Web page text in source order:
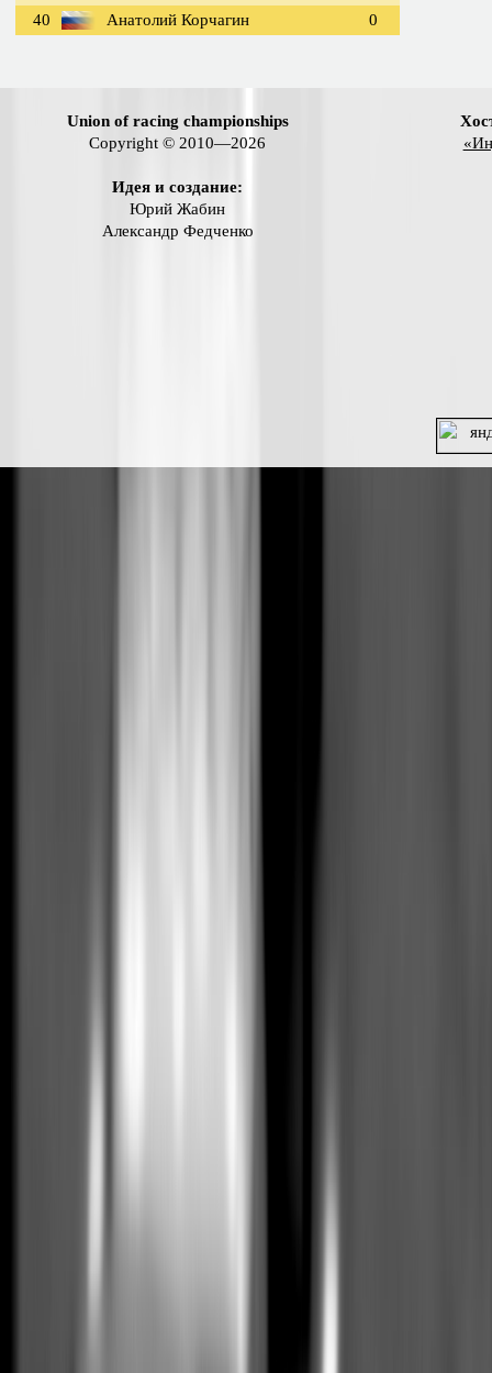
40 Анатолий Корчагин 0
Union of racing championships
Copyright © 2010—2026
Идея и создание:
Юрий Жабин
Александр Федченко